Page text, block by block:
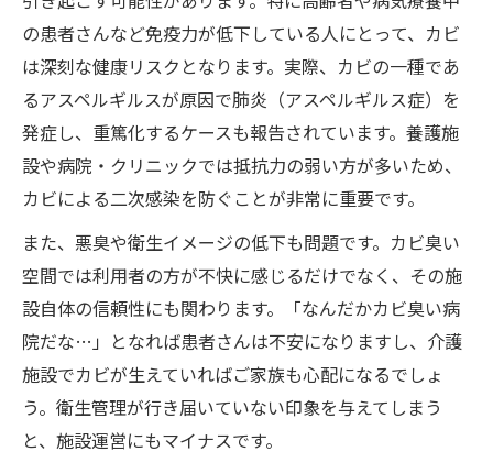
の患者さんなど免疫力が低下している人にとって、カビ
は深刻な健康リスクとなります。実際、カビの一種であ
るアスペルギルスが原因で肺炎（アスペルギルス症）を
発症し、重篤化するケースも報告されています。養護施
設や病院・クリニックでは抵抗力の弱い方が多いため、
カビによる二次感染を防ぐことが非常に重要です。
また、悪臭や衛生イメージの低下も問題です。カビ臭い
空間では利用者の方が不快に感じるだけでなく、その施
設自体の信頼性にも関わります。「なんだかカビ臭い病
院だな…」となれば患者さんは不安になりますし、介護
施設でカビが生えていればご家族も心配になるでしょ
う。衛生管理が行き届いていない印象を与えてしまう
と、施設運営にもマイナスです。